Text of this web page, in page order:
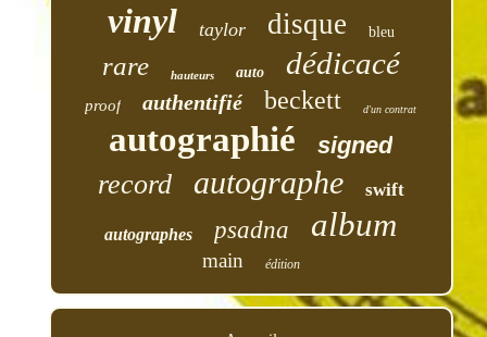
vinyl taylor disque bleu
rare hauteurs auto dédicacé
proof authentifié beckett d'un contrat
autographié signed
record autographe swift
autographes psadna album
main édition